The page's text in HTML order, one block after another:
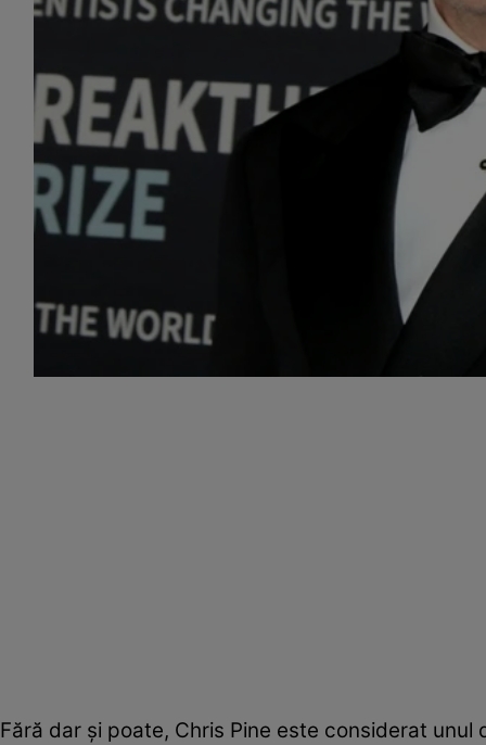
Fără dar și poate, Chris Pine este considerat